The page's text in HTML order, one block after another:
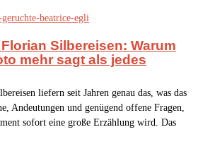
Silbereisen: Warum
mehr sagt als jedes
liefern seit Jahren genau das, was das
Andeutungen und genügend offene Fragen,
sofort eine große Erzählung wird. Das